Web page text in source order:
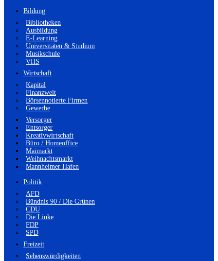
Bildung
Bibliotheken
Ausbildung
E-Learning
Universitäten & Studium
Musikschule
VHS
Wirtschaft
Kapital
Finanzwelt
Börsennotierte Firmen
Gewerbe
Versorger
Entsorger
Kreativwirtschaft
Büro / Homeoffice
Maimarkt
Weihnachtsmarkt
Mannheimer Hafen
Politik
AFD
Bündnis 90 / Die Grünen
CDU
Die Linke
FDP
SPD
Freizeit
Sehenswürdigkeiten